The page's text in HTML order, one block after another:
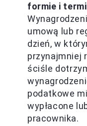
formie i
umową lub
dzień, w
przynajmniej
ściśle
podatkowe
wypłacone
pracownika.